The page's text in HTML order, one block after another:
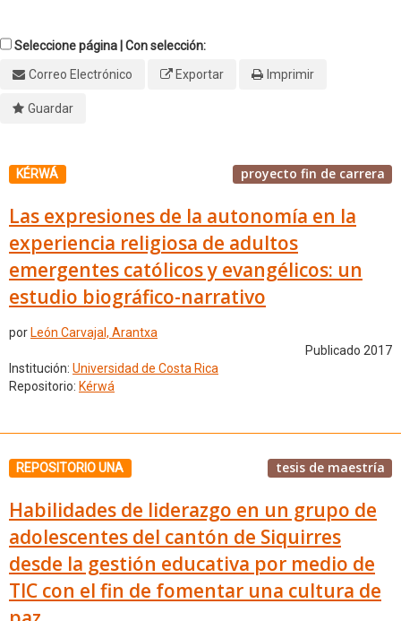
Seleccione página | Con selección:
Correo Electrónico
Exportar Imprimir
Guardar
KÉRWÁ proyecto fin de carrera
Las expresiones de la autonomía en la
experiencia religiosa de adultos
emergentes católicos y evangélicos: un
estudio biográfico-narrativo
por León Carvajal, Arantxa
Publicado 2017
Institución: Universidad de Costa Rica
Repositorio: Kérwá
REPOSITORIO UNA tesis de maestría
Habilidades de liderazgo en un grupo de
adolescentes del cantón de Siquirres
desde la gestión educativa por medio de
TIC con el fin de fomentar una cultura de